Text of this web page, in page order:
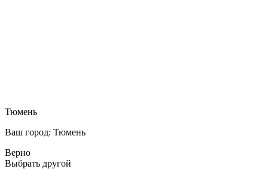
Тюмень
Ваш город: Тюмень
Верно
Выбрать другой